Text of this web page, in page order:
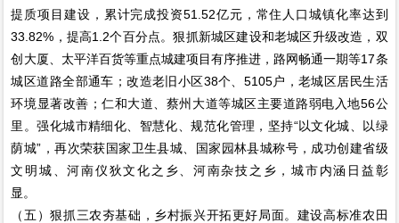
提质项目建设，累计完成投资51.52亿元，常住人口城镇化率达到
33.82%，提高1.2个百分点。狠抓新城区建设和老城区升级改造，双
创大厦、太平洋百货等重点城建项目有序推进，路网畅通一期等17条
城区道路全部通车；改造老旧小区38个、5105户，老城区居民生活
环境显著改善；仁和大道、蔡州大道等城区主要道路弱电入地56公
里。强化城市精细化、智慧化、规范化管理，坚持“以文化城、以绿
荫城”，再次荣获国家卫生县城、国家园林县城称号，成功创建省级
文明城、河南仪狄文化之乡、河南杂技之乡，城市内涵日益彰
显。
（五）狠抓三农夯基础，乡村振兴开拓更好局面。建设高标准农田